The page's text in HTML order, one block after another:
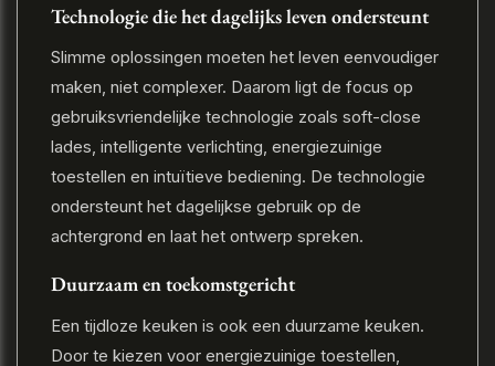
Technologie die het dagelijks leven ondersteunt
Slimme oplossingen moeten het leven eenvoudiger
maken, niet complexer. Daarom ligt de focus op
gebruiksvriendelijke technologie zoals soft-close
lades, intelligente verlichting, energiezuinige
toestellen en intuïtieve bediening. De technologie
ondersteunt het dagelijkse gebruik op de
achtergrond en laat het ontwerp spreken.
Duurzaam en toekomstgericht
Een tijdloze keuken is ook een duurzame keuken.
Door te kiezen voor energiezuinige toestellen,